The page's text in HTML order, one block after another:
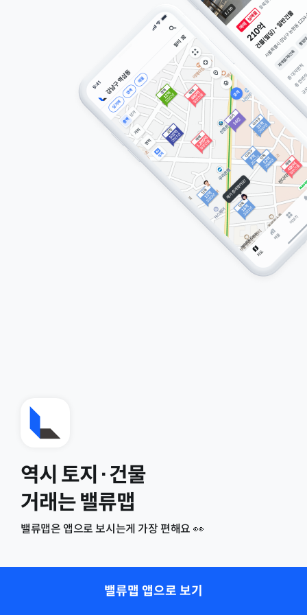
역시 토지·건물
거래는 밸류맵
밸류맵은 앱으로 보시는게 가장 편해요 👀
밸류맵 앱으로 보기